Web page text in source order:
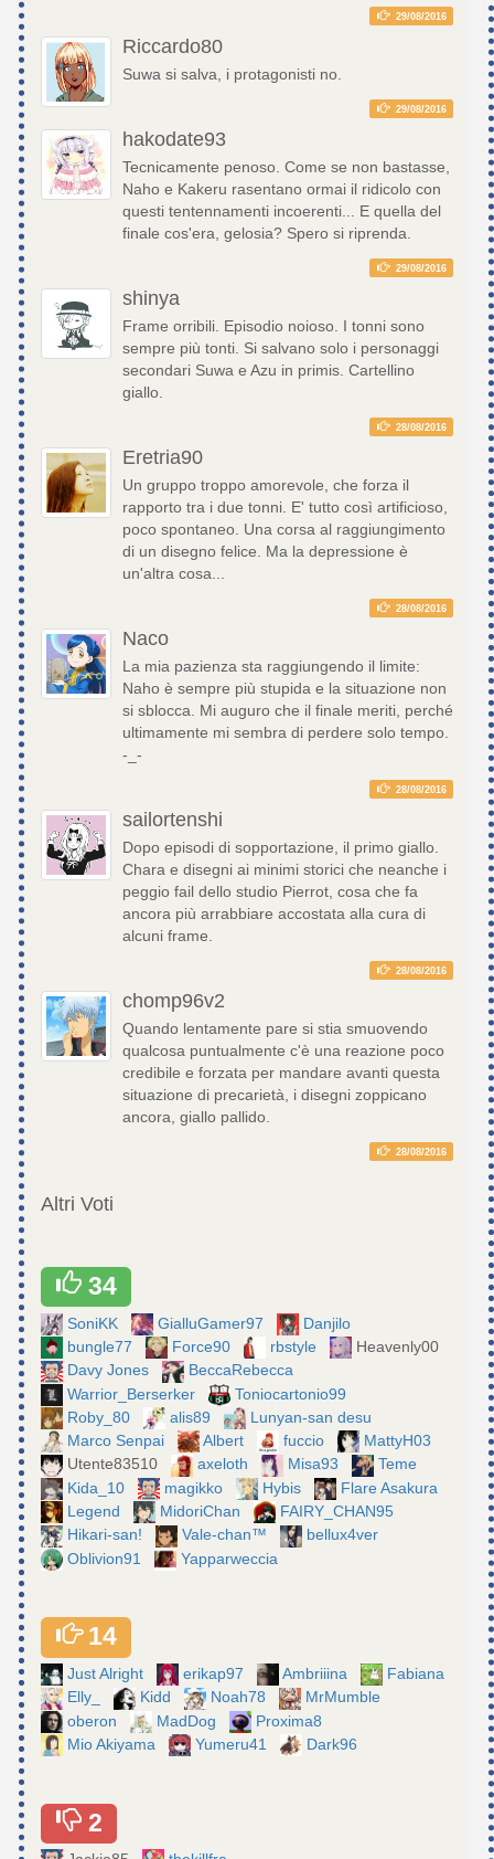
29/08/2016
Riccardo80
Suwa si salva, i protagonisti no.
29/08/2016
hakodate93
Tecnicamente penoso. Come se non bastasse,
Naho e Kakeru rasentano ormai il ridicolo con
questi tentennamenti incoerenti... E quella del
finale cos'era, gelosia? Spero si riprenda.
29/08/2016
shinya
Frame orribili. Episodio noioso. I tonni sono
sempre più tonti. Si salvano solo i personaggi
secondari Suwa e Azu in primis. Cartellino
giallo.
28/08/2016
Eretria90
Un gruppo troppo amorevole, che forza il
rapporto tra i due tonni. E' tutto così artificioso,
poco spontaneo. Una corsa al raggiungimento
di un disegno felice. Ma la depressione è
un'altra cosa...
28/08/2016
Naco
La mia pazienza sta raggiungendo il limite:
Naho è sempre più stupida e la situazione non
si sblocca. Mi auguro che il finale meriti, perché
ultimamente mi sembra di perdere solo tempo.
-_-
28/08/2016
sailortenshi
Dopo episodi di sopportazione, il primo giallo.
Chara e disegni ai minimi storici che neanche i
peggio fail dello studio Pierrot, cosa che fa
ancora più arrabbiare accostata alla cura di
alcuni frame.
28/08/2016
chomp96v2
Quando lentamente pare si stia smuovendo
qualcosa puntualmente c'è una reazione poco
credibile e forzata per mandare avanti questa
situazione di precarietà, i disegni zoppicano
ancora, giallo pallido.
28/08/2016
Altri Voti
34
SoniKK GialluGamer97
Danjilo
bungle77
Force90 rbstyle
Heavenly00
Davy Jones
BeccaRebecca
Warrior_Berserker
Toniocartonio99
Roby_80
alis89
Lunyan-san desu
Marco Senpai
Albert fuccio
MattyH03
Utente83510
axeloth Misa93
Teme
Kida_10
magikko Hybis
Flare Asakura
Legend
MidoriChan
FAIRY_CHAN95
Hikari-san!
Vale-chan™
bellux4ver
Oblivion91
Yapparweccia
14
Just Alright erikap97 Ambriiina
Fabiana
Elly_
Kidd Noah78
MrMumble
oberon
MadDog
Proxima8
Mio Akiyama
Yumeru41 Dark96
2